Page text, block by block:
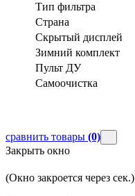
Тип фильтра
Страна
Скрытый дисплей
Зимний комплект
Пульт ДУ
Самоочистка
сравнить товары (0)
Закрыть окно
(Окно закроется через сек.)